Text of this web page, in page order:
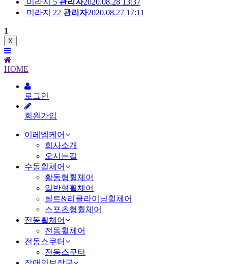
미라지 22 관리자2020.08.27 17:11
1
X
HOME
로그인
회원가입
이레엠케어
회사소개
오시는길
수동휠체어
활동형휠체어
일반형휠체어
틸트&리클라이닝휠체어
스포츠형휠체어
전동휠체어
전동휠체어
전동스쿠터
전동스쿠터